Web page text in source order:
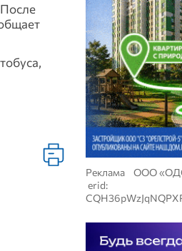
Реклама ООО
erid: